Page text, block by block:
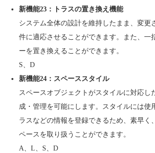
新機能23：トラスの置き換え機能
システム全体の設計を維持したまま、変更
件に適応させることができます。また、一
ーを置き換えることができます。
S、D
新機能24：スペーススタイル
スペースオブジェクトがスタイルに対応し
成・管理を可能にします。スタイルには使
ラスなどの情報を登録できるため、素早く
ペースを取り扱うことができます。
A、L、S、D